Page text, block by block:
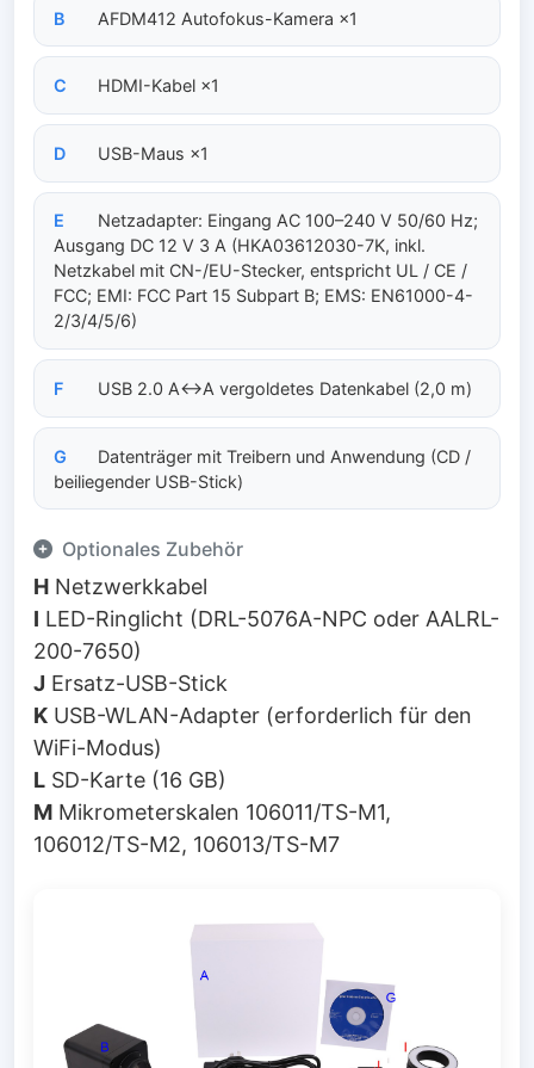
B AFDM412 Autofokus-Kamera ×1
C HDMI-Kabel ×1
D USB-Maus ×1
E
Netzadapter: Eingang AC 100–240 V 50/60 Hz;
Ausgang DC 12 V 3 A (HKA03612030-7K, inkl.
Netzkabel mit CN-/EU-Stecker, entspricht UL / CE /
FCC; EMI: FCC Part 15 Subpart B; EMS: EN61000-4-
2/3/4/5/6)
F USB 2.0 A↔A vergoldetes Datenkabel (2,0 m)
G
Datenträger mit Treibern und Anwendung (CD /
beiliegender USB-Stick)
Optionales Zubehör
H Netzwerkkabel
I LED-Ringlicht (DRL-5076A-NPC oder AALRL-
200-7650)
J Ersatz-USB-Stick
K USB-WLAN-Adapter (erforderlich für den
WiFi-Modus)
L SD-Karte (16 GB)
M Mikrometerskalen 106011/TS-M1,
106012/TS-M2, 106013/TS-M7